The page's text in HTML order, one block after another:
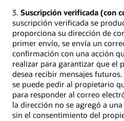
3. Suscripción verificada (con
suscripción verificada se
proporciona su dirección de
primer envío, se envía un
confirmación con una acción
realizar para garantizar que el
desea recibir mensajes
se puede pedir al propietario
para responder al correo
la dirección no se agregó a
sin el consentimiento del